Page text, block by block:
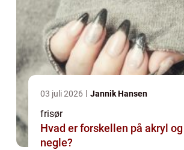
03 juli 2026 Jannik Hansen
frisør
Hvad er forskellen på akryl
negle?